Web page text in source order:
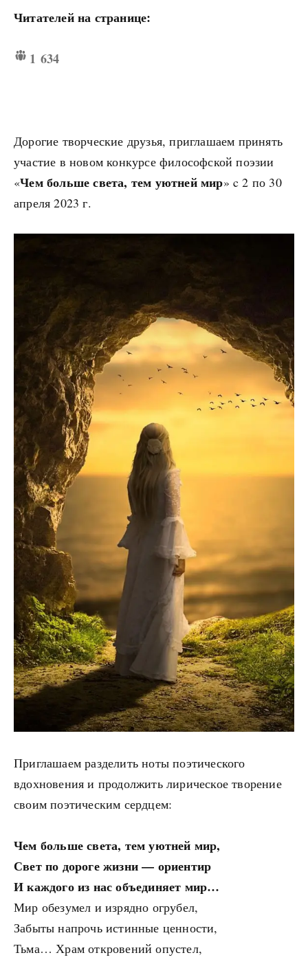
Читателей на странице:
1 634
Дорогие творческие друзья, приглашаем принять
участие в новом конкурсе философской поэзии
«Чем больше света, тем уютней мир» c 2 по 30
апреля 2023 г.
Приглашаем разделить ноты поэтического
вдохновения и продолжить лирическое творение
своим поэтическим сердцем:
Чем больше света, тем уютней мир,
Свет по дороге жизни — ориентир
И каждого из нас объединяет мир…
Мир обезумел и изрядно огрубел,
Забыты напрочь истинные ценности,
Тьма… Храм откровений опустел,